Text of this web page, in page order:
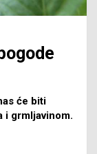
će biti
i grmljavinom.